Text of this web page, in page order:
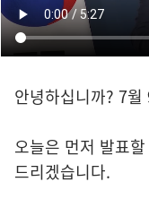
안녕하십니까? 7
오늘은 먼저 발표
드리겠습니다.